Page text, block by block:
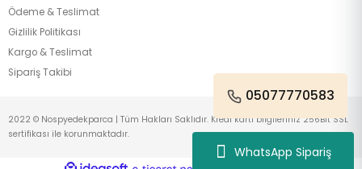
WhatsApp Sipariş
Ödeme & Teslimat
Gizlilik Politikası
Kargo & Teslimat
Sipariş Takibi
05077770583
2022 © Nospyedekparca | Tüm Hakları Saklıdır. Kredi kartı bilgileriniz 256Bit SSL
sertifikası ile korunmaktadır.